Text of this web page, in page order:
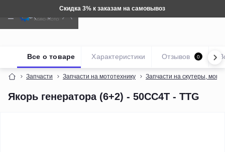
Техника: Бесплатная доставка
Запчасти Запчасти на мототехнику Запчасти на скутеры,
Якорь генератора (6+2) - 50CC4T - TTG
Все о товаре Характеристики Отзывов 0